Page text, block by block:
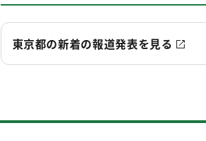
東京都の新着の報道発表を見る